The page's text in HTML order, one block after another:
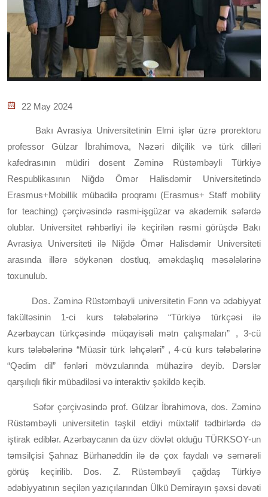
22 May 2024
Bakı Avrasiya Universitetinin Elmi işlər üzrə prorektoru
professor Gülzar İbrahimova, Nəzəri dilçilik və türk dilləri
kafedrasının müdiri dosent Zəminə Rüstəmbəyli Türkiyə
Respublikasının Niğdə Ömər Halisdəmir Universitetində
Erasmus+Mobillik mübadilə proqramı (Erasmus+ Staff mobility
for teaching) çərçivəsində rəsmi-işgüzar və akademik səfərdə
olublar. Universitet rəhbərliyi ilə keçirilən rəsmi görüşdə Bakı
Avrasiya Universiteti ilə Niğdə Ömər Halisdəmir Universiteti
arasında illərə söykənən dostluq, əməkdaşlıq məsələlərinə
toxunulub.
Dos. Zəminə Rüstəmbəyli universitetin Fənn və ədəbiyyat
fakültəsinin 1-ci kurs tələbələrinə “Türkiyə türkçəsi ilə
Azərbaycan türkçəsində müqayisəli mətn çalışmaları” , 3-cü
kurs tələbələrinə “Müasir türk ləhçələri” , 4-cü kurs tələbələrinə
“Qədim dil” fənləri mövzularında mühazirə deyib. Dərslər
qarşılıqlı fikir mübadiləsi və interaktiv şəkildə keçib.
Səfər çərçivəsində prof. Gülzar İbrahimova, dos. Zəminə
Rüstəmbəyli universitetin təşkil etdiyi müxtəlif tədbirlərdə də
iştirak ediblər. Azərbaycanın da üzv dövlət olduğu TÜRKSOY-un
təmsilçisi Şahnaz Bürhanəddin ilə də çox faydalı və səmərəli
görüş keçirilib. Dos. Z. Rüstəmbəyli çağdaş Türkiyə
ədəbiyyatının seçilən yazıçılarından Ülkü Demirayın şəxsi dəvəti